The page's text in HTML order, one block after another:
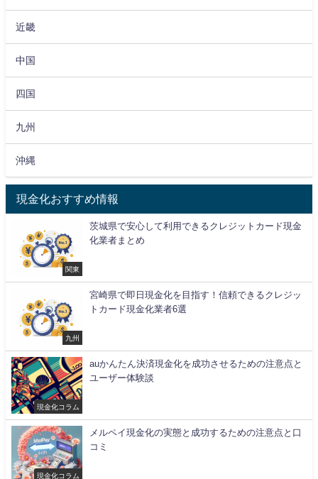
近畿
中国
四国
九州
沖縄
現金化おすすめ情報
関東
茨城県で安心して利用できるクレジットカード現金
化業者まとめ
九州
宮崎県で即日現金化を目指す！信頼できるクレジッ
トカード現金化業者6選
現金化コラム
auかんたん決済現金化を成功させるための注意点と
ユーザー体験談
現金化コラム
メルペイ現金化の実態と成功するための注意点と口
コミ